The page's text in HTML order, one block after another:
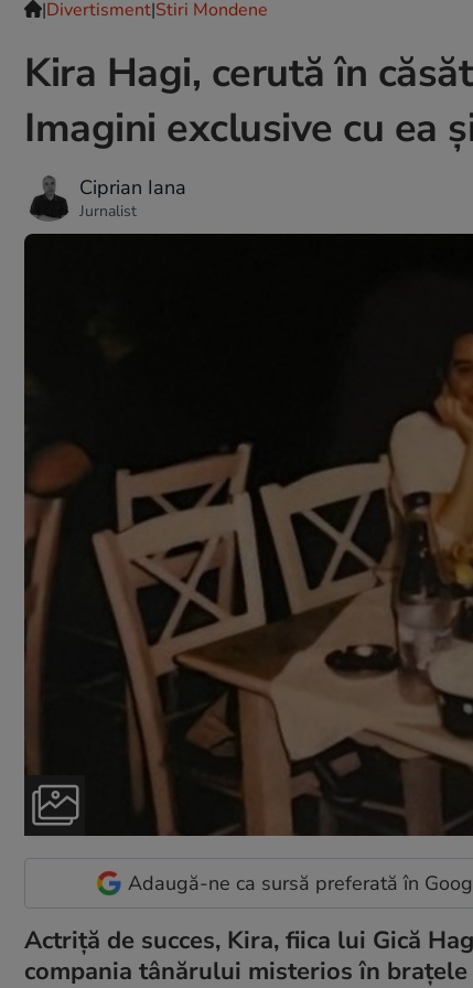
|Divertisment|Stiri Mondene
Kira Hagi, cerută în
Imagini exclusive cu ea
Ciprian Iana
Jurnalist
Adaugă-ne ca sursă preferată în
Actriță de succes, Kira, fiica lui Gică
compania tânărului misterios în